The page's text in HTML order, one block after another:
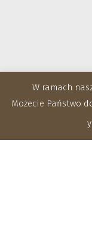
W ramach
Możecie Państwo